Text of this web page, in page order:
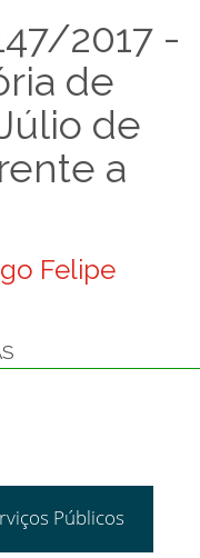
2017 -
de
de
a
Felipe
Públicos